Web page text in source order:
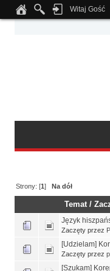
Notice: Undefined index:
Witaj Gość
Strony: [1]Na dół
Temat /
Język
Zaczęty przez
[Udzielam]
Zaczęty przez
[Szukam]